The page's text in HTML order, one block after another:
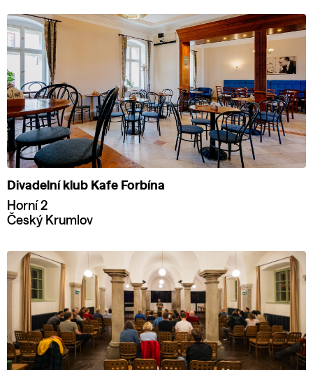
Divadelní klub Kafe Forbína
Horní 2
Český Krumlov